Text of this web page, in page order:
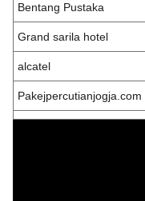
Bentang Pustaka
Grand sarila hotel
alcatel
Pakejpercutianjogja.com